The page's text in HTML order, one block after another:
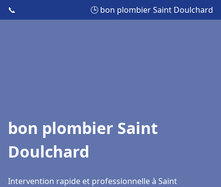
📞 🕒 bon plombier Saint Doulchard
bon plombier Saint
Doulchard
Intervention rapide et professionnelle à Saint